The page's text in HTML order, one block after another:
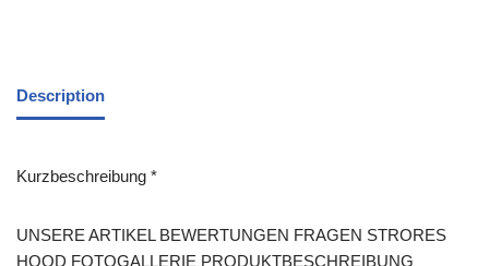
Description
Kurzbeschreibung *
UNSERE ARTIKEL BEWERTUNGEN FRAGEN STRORES
HOOD FOTOGALLERIE PRODUKTBESCHREIBUNG